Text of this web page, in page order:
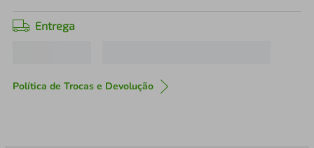
Entrega
Política de Trocas e Devolução